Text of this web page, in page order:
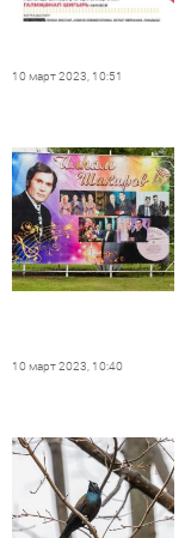
10 март 2023, 10:51
10 март 2023, 10:40